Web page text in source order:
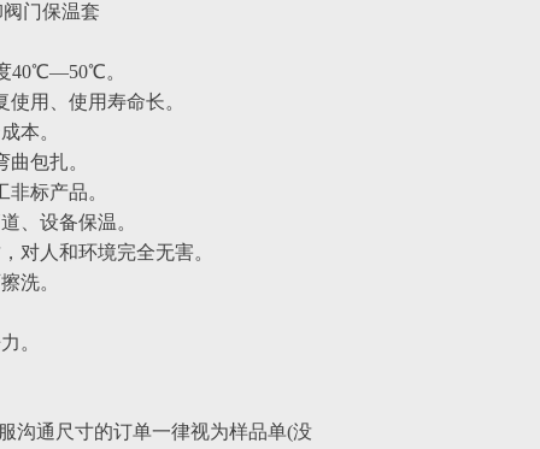
门保温套
40℃—50℃。
用、使用寿命长。
本。
包扎。
标产品。
、设备保温。
对人和环境完全无害。
洗。
。
沟通尺寸的订单一律视为样品单(没